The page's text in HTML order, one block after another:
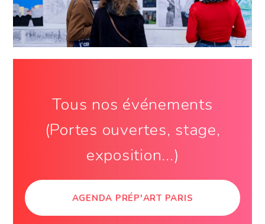
Tous nos événements
(Portes ouvertes, stage,
exposition...)
AGENDA PRÉP'ART PARIS